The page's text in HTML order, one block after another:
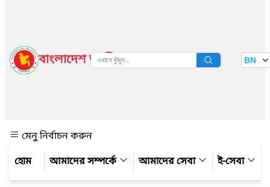
বাংলাদেশ জাতীয় তথ্য বাতায়ন BN
মেনু নির্বাচন করুন
আমাদের সম্পর্কে
আমাদের সেবা ই-সেবা